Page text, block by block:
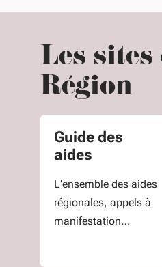
Les sites
Région
Guide des
aides
L’ensemble des aides
régionales, appels à
manifestation